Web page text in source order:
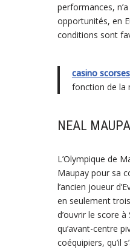
performances,
opportunités, en
conditions sont
casino
fonction de la
NEAL
L’Olympique de
Maupay pour sa
l’ancien joueur
en seulement
d’ouvrir le score
qu’avant-centre
coéquipiers, qu’il